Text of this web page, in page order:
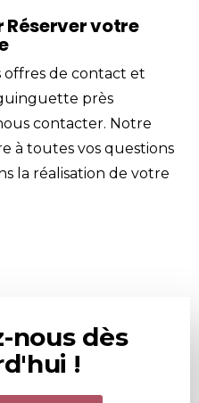
votre
offres de contact et
près
contacter. Notre
à toutes vos questions
la réalisation de votre
nous dès
!